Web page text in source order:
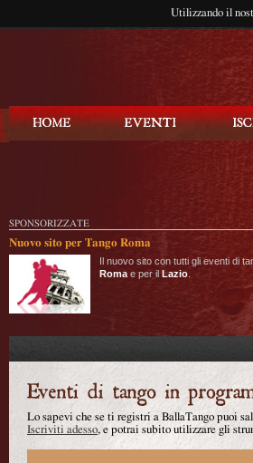
Utilizzando il
SPONSORIZZATE
Nuovo sito per Tango Roma
Il nuovo sito con tutti gli eventi di
Roma e per il Lazio
Lo sapevi che se ti registri a BallaTango puoi
Iscriviti adesso, e potrai subito utilizzare gli